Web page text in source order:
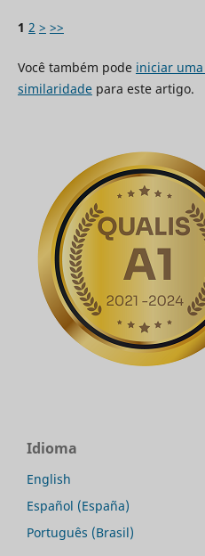
1 2 > >>
Você também pode iniciar
similaridadepara este artigo.
Idioma
English
Español (España)
Português (Brasil)